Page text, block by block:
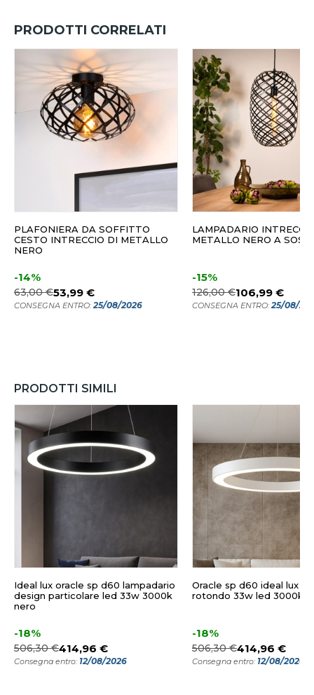
PRODOTTI CORRELATI
PLAFONIERA DA SOFFITTO
CESTO INTRECCIO DI METALLO
NERO
-14%
63,00 €53,99 €
CONSEGNA ENTRO:25/08/2026
LAMPADARIO
METALLO NERO A
-15%
126,00 €106,99 €
CONSEGNA ENTRO:25/08/
PRODOTTI SIMILI
Ideal lux oracle sp d60 lampadario
design particolare led 33w 3000k
nero
-18%
506,30 €414,96 €
Consegna entro: 12/08/2026
Oracle sp d60 ideal lux lampadario
rotondo 33w led 3000k
-18%
506,30 €414,96 €
Consegna entro: 12/08/2026